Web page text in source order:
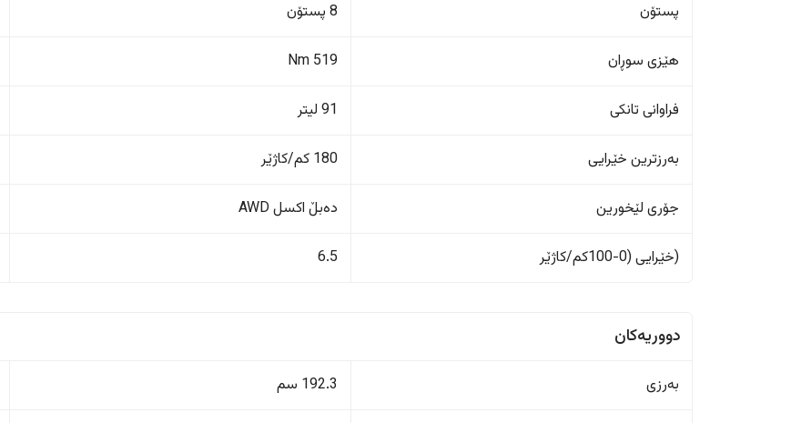
پستۆن 8 پستۆن
هێزی سوڕان 519 Nm
فراوانی تانکی 91 لیتر
بەرزترین خێرایی 180 کم/کاژێر
جۆری لێخورین دەبڵ اکسل AWD
(خێرایی (0-100کم/کاژێر 6.5
دووریەکان
بەرزی 192.3 سم